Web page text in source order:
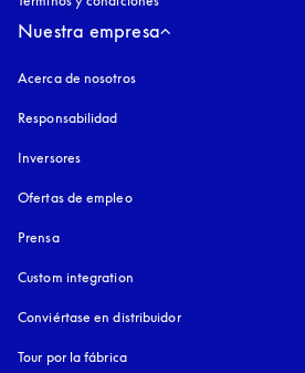
Nuestra empresa
Acerca de nosotros
Responsabilidad
Inversores
Ofertas de empleo
Prensa
Custom integration
Conviértase en distribuidor
Tour por la fábrica